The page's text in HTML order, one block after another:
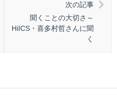
次の記事
聞くことの大切さ～
HiICS・喜多村哲さんに聞
く